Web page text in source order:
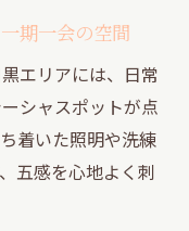
期一会の空間
エリアには、日常
シャスポットが点
着いた照明や洗練
五感を心地よく刺